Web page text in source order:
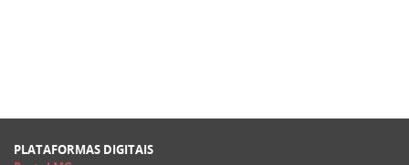
PLATAFORMAS DIGITAIS